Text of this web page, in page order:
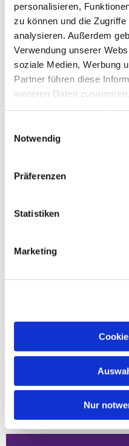
personalisieren,
zu können und die
analysieren. Außerdem
Verwendung unserer
soziale Medien, Werbung
Partner führen diese
weiteren Daten
Notwendig
Präferenzen
Statistiken
Marketing
Nur
Dies